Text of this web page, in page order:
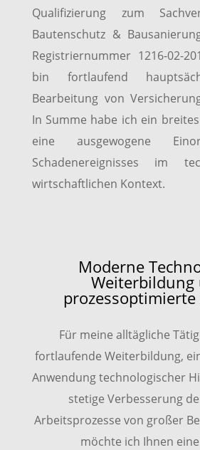
Qualifizierung zum
Bautenschutz &
Registriernummer 1216-02-
bin fortlaufend
Bearbeitung von
In Summe habe ich ein
eine ausgewogene
Schadenereignisses im
wirtschaftlichen Kontext.
Moderne
Weiterbildung
prozessoptimierte
Für meine alltägliche
fortlaufende Weiterbildung,
Anwendung technologischer
stetige Verbesserung
Arbeitsprozesse von großer
möchte ich Ihnen